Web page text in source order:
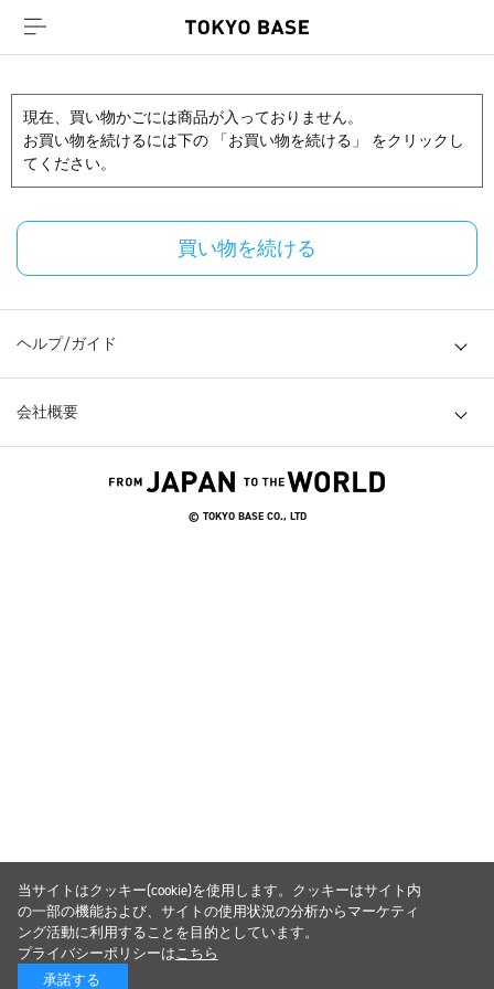
現在、買い物かごには商品が入っておりません。
お買い物を続けるには下の 「お買い物を続ける」 をクリックし
てください。
買い物を続ける
ヘルプ/ガイド
会社概要
© TOKYO BASE CO., LTD
当サイトはクッキー(cookie)を使用します。クッキーはサイト内
の一部の機能および、サイトの使用状況の分析からマーケティ
ング活動に利用することを目的としています。
プライバシーポリシーはこちら
承諾する